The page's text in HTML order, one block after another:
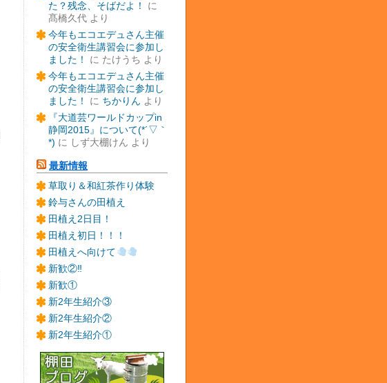
た？残念、そばだよ！
に
髙橋久代 より
今年もエコエデュさん主催
の安全衛生講習会に参加し
ました！
に たけうち より
今年もエコエデュさん主催
の安全衛生講習会に参加し
ました！
に ちかりん より
『大道芸ワールドカップin
静岡2015』について(*´▽｀
*) に しず大棚けん より
最新情報
草取り＆和紅茶作り体験
鈴与さんの田植え
田植え2日目！
田植え初日！！！
田植えへ向けて
新歓②‼
新歓①
新2年生紹介③
新2年生紹介②
新2年生紹介①